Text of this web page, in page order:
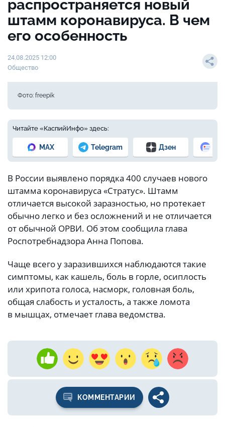
распространяется новый
штамм коронавируса. В чем
его особенность
24.08.2025 12:00
Общество
Фото: freepik
Читайте «КаспийИнфо» здесь:
MAX Telegram Дзен
В России выявлено порядка 400 случаев нового
штамма коронавируса «Стратус». Штамм
отличается высокой заразностью, но протекает
обычно легко и без осложнений и не отличается
от обычной ОРВИ. Об этом сообщила глава
Роспотребнадзора Анна Попова.
Чаще всего у заразившихся наблюдаются такие
симптомы, как кашель, боль в горле, осиплость
или хрипота голоса, насморк, головная боль,
общая слабость и усталость, а также ломота
в мышцах, отмечает глава ведомства.
КОММЕНТАРИИ